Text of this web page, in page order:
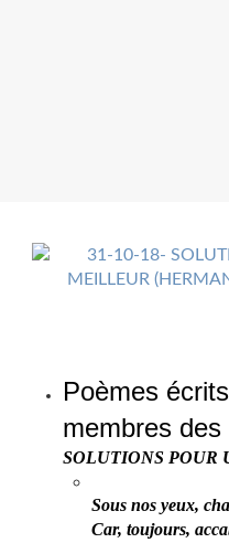
Poèmes
membres
SOLUTIONS POUR
Sous nos yeux,
Car, toujours,